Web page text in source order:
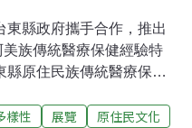
東縣政府攜手合作，推出
族傳統醫療保健經驗特
縣原住民族傳統醫療保健
）、曾楷芹（Kiko
樣性 展覽
原住民文化